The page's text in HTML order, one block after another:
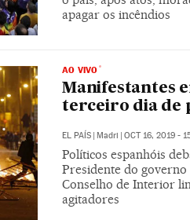
apagar os incêndios
AO VIVO
Manifestantes
terceiro dia de
EL PAÍS | Madri | OCT 16, 2019 -
Políticos espanhóis
Presidente do governo
Conselho de Interior
agitadores